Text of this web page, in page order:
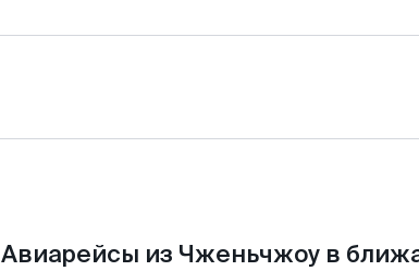
Авиарейсы из Чженьчжоу в